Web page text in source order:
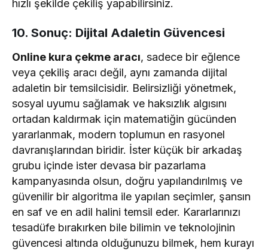
hızlı şekilde çekiliş yapabilirsiniz.
10. Sonuç: Dijital Adaletin Güvencesi
Online kura çekme aracı, sadece bir eğlence
veya çekiliş aracı değil, aynı zamanda dijital
adaletin bir temsilcisidir. Belirsizliği yönetmek,
sosyal uyumu sağlamak ve haksızlık algısını
ortadan kaldırmak için matematiğin gücünden
yararlanmak, modern toplumun en rasyonel
davranışlarından biridir. İster küçük bir arkadaş
grubu içinde ister devasa bir pazarlama
kampanyasında olsun, doğru yapılandırılmış ve
güvenilir bir algoritma ile yapılan seçimler, şansın
en saf ve en adil halini temsil eder. Kararlarınızı
tesadüfe bırakırken bile bilimin ve teknolojinin
güvencesi altında olduğunuzu bilmek, hem kurayı